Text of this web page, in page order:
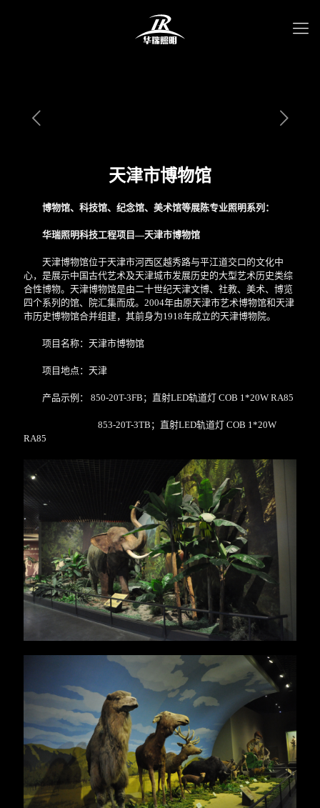
天津市博物馆
博物馆、科技馆、纪念馆、美术馆等展陈专业照明系列：
华瑞照明科技工程项目—天津市博物馆
天津博物馆位于天津市河西区越秀路与平江道交口的文化中
心，是展示中国古代艺术及天津城市发展历史的大型艺术历史类综
合性博物。天津博物馆是由二十世纪天津文博、社教、美术、博览
四个系列的馆、院汇集而成。2004年由原天津市艺术博物馆和天津
市历史博物馆合并组建，其前身为1918年成立的天津博物院。
项目名称：天津市博物馆
项目地点：天津
产品示例： 850-20T-3FB；直射LED轨道灯 COB 1*20W RA85
853-20T-3TB；直射LED轨道灯 COB 1*20W
RA85